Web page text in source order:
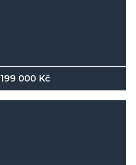
199 000 Kč